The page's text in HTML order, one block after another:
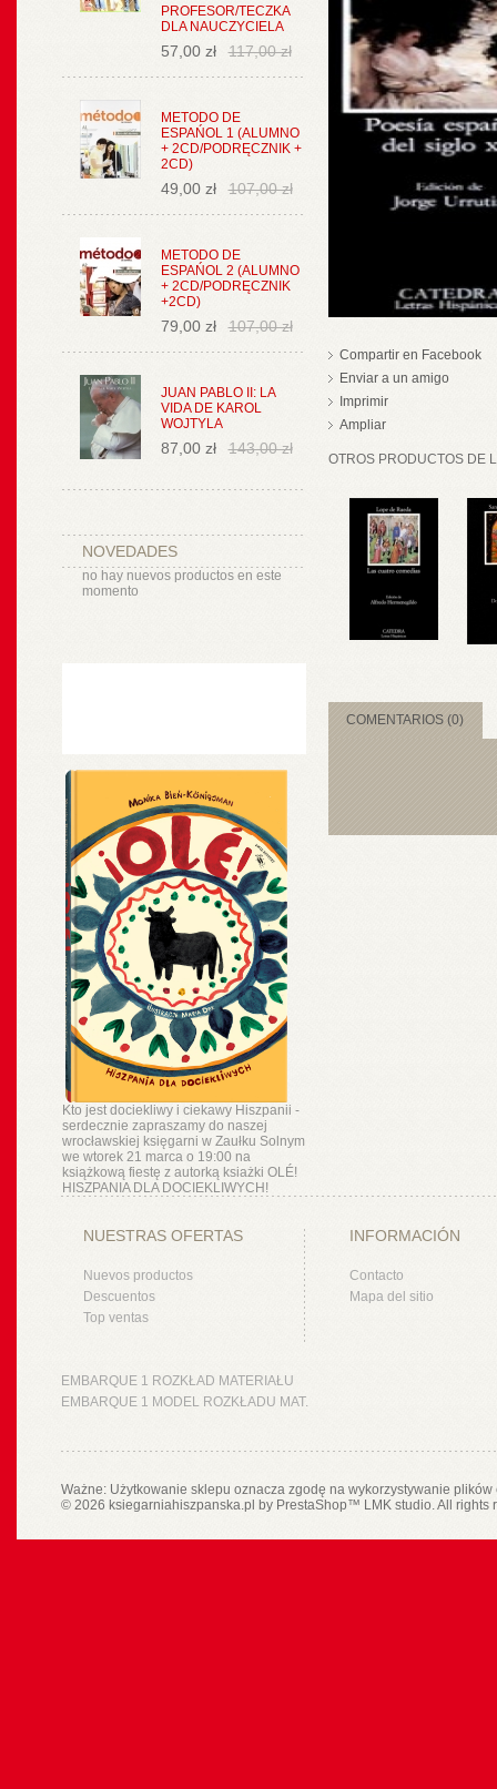
PROFESOR/TECZKA
DLA NAUCZYCIELA
57,00 zł 117,00 zł
METODO DE
ESPAŃOL 1 (ALUMNO
+ 2CD/PODRĘCZNIK +
2CD)
49,00 zł 107,00 zł
METODO DE
ESPAŃOL 2 (ALUMNO
+ 2CD/PODRĘCZNIK
+2CD)
79,00 zł 107,00 zł
JUAN PABLO II: LA
VIDA DE KAROL
WOJTYLA
87,00 zł 143,00 zł
NOVEDADES
no hay nuevos productos en este
momento
Kto jest dociekliwy i ciekawy Hiszpanii -
serdecznie zapraszamy do naszej
wrocławskiej księgarni w Zaułku Solnym
we wtorek 21 marca o 19:00 na
książkową fiestę z autorką ksiażki OLÉ!
HISZPANIA DLA DOCIEKLIWYCH!
Compartir en Facebook
Enviar a un amigo
Imprimir
Ampliar
OTROS PRODUCTOS DE
COMENTARIOS (0)
NUESTRAS OFERTAS
Nuevos productos
Descuentos
Top ventas
INFORMACIÓN
Contacto
Mapa del sitio
EMBARQUE 1 ROZKŁAD MATERIAŁU
EMBARQUE 1 MODEL ROZKŁADU MAT.
Ważne: Użytkowanie sklepu oznacza zgodę na wykorzystywanie
© 2026 ksiegarniahiszpanska.pl by PrestaShop™ LMK studio. All rights